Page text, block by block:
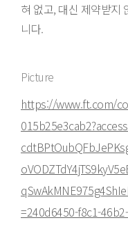
혀 없고, 대신 제약받지
니다.
Picture
https://www.ft.com/
=240d6450-f8c1-